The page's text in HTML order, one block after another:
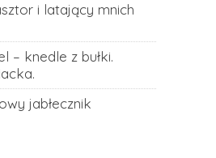
i latający mnich
– knedle z bułki.
jabłecznik